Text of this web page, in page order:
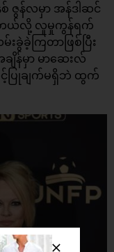
ဇွန်လမှာ အန်ဒါဆင်
ခဲ့တယ်လို့ လူမှုကွန်ရက်
ခွဲခဲ့ကြတာဖြစ်ပြီး
ျိန်မှာ မာဆေးလ်
ပြုချက်မရှိဘဲ ထွက်